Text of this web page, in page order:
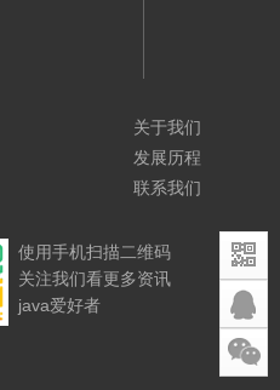
关于我们
发展历程
联系我们
使用手机扫描二维码
关注我们看更多资讯
java爱好者